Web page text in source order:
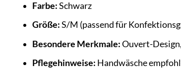
Farbe:Schwarz
Größe:S/M (passend für
Besondere Merkmale:Ouvert-
Pflegehinweise: Handwäsche